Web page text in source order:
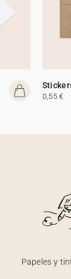
0,55 €
Papeles y